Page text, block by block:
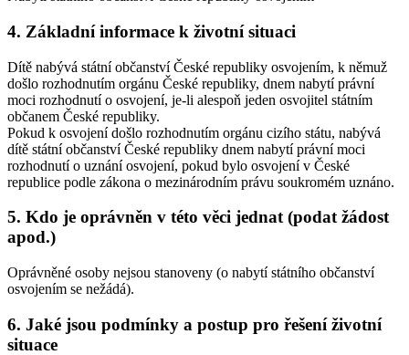
4. Základní informace k životní situaci
Dítě nabývá státní občanství České republiky osvojením, k němuž
došlo rozhodnutím orgánu České republiky, dnem nabytí právní
moci rozhodnutí o osvojení, je-li alespoň jeden osvojitel státním
občanem České republiky.
Pokud k osvojení došlo rozhodnutím orgánu cizího státu, nabývá
dítě státní občanství České republiky dnem nabytí právní moci
rozhodnutí o uznání osvojení, pokud bylo osvojení v České
republice podle zákona o mezinárodním právu soukromém uznáno.
5. Kdo je oprávněn v této věci jednat (podat žádost
apod.)
Oprávněné osoby nejsou stanoveny (o nabytí státního občanství
osvojením se nežádá).
6. Jaké jsou podmínky a postup pro řešení životní
situace